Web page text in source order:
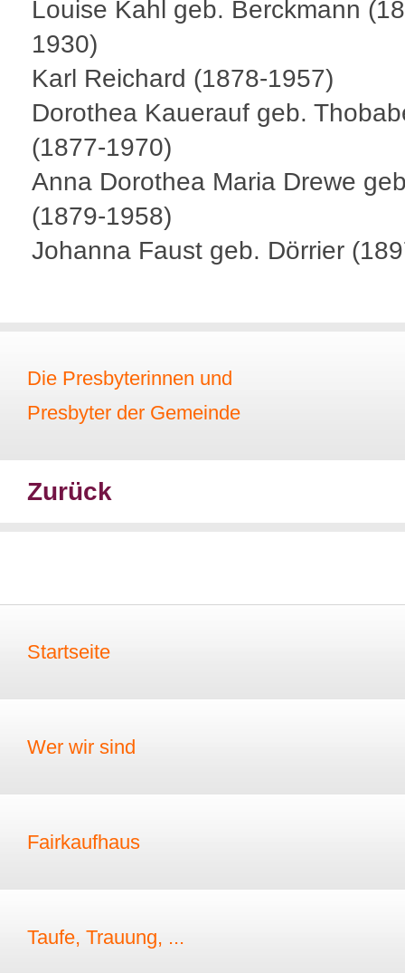
Louise Kahl geb. Berckmann
1930)
Karl Reichard (1878-1957)
Dorothea Kauerauf geb.
(1877-1970)
Anna Dorothea Maria Drewe
(1879-1958)
Johanna Faust geb. Dörrier
Die Presbyterinnen und
Presbyter der Gemeinde
Zurück
Startseite
Wer wir sind
Fairkaufhaus
Taufe, Trauung, ...